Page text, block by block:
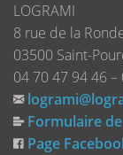
LOGRAMI
8 rue de la
03500 Saint-
04 70 47 94 46
Formulaire
Page